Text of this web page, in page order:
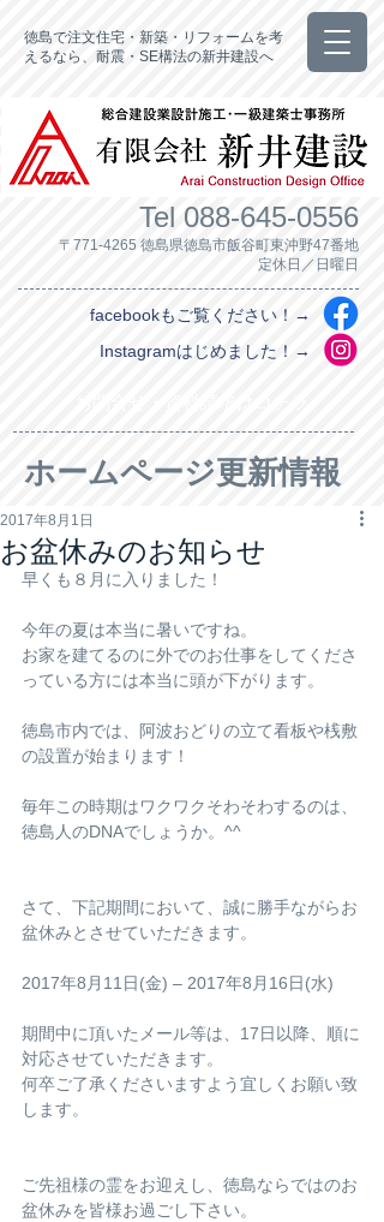
徳島で注文住宅・新築・リフォームを考
えるなら、耐震・SE構法の新井建設へ
Tel 088-645-0556
〒771-4265 徳島県徳島市飯谷町東沖野47番地
定休日／日曜日
facebookもご覧ください！→
Instagramはじめました！→
ホームページ更新情報
お盆休みのお知らせ
2017年8月1日
早くも８月に入りました！
今年の夏は本当に暑いですね。
お家を建てるのに外でのお仕事をしてくださ
っている方には本当に頭が下がります。
徳島市内では、阿波おどりの立て看板や桟敷
の設置が始まります！
毎年この時期はワクワクそわそわするのは、
徳島人のDNAでしょうか。^^
さて、下記期間において、誠に勝手ながらお
盆休みとさせていただきます。
2017年8月11日(金) – 2017年8月16日(水)
期間中に頂いたメール等は、17日以降、順に
対応させていただきます。
何卒ご了承くださいますよう宜しくお願い致
します。
ご先祖様の霊をお迎えし、徳島ならではのお
盆休みを皆様お過ごし下さい。